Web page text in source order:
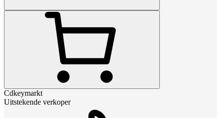
Cdkeymarkt
Uitstekende verkoper